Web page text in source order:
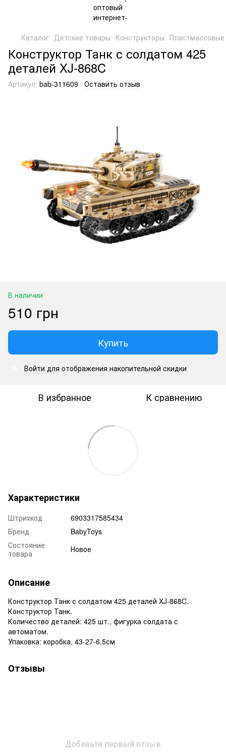
Каталог Детские товары Конструкторы
Конструктор Танк с солдатом 425
деталей XJ-868C
Артикул: bab-311609 Оставить отзыв
В наличии
510 грн
Купить
Войти для отображения накопительной скидки
В избранное К сравнению
Характеристики
Штрихкод
6903317585434
Бренд
BabyToys
Состояние
товара
Новое
Описание
Конструктор Танк с солдатом 425 деталей XJ-868C.
Конструктор Танк.
Количество деталей: 425 шт., фигурка солдата с
автоматом.
Упаковка: коробка, 43-27-6,5см
Отзывы
Добавьте первый отзыв